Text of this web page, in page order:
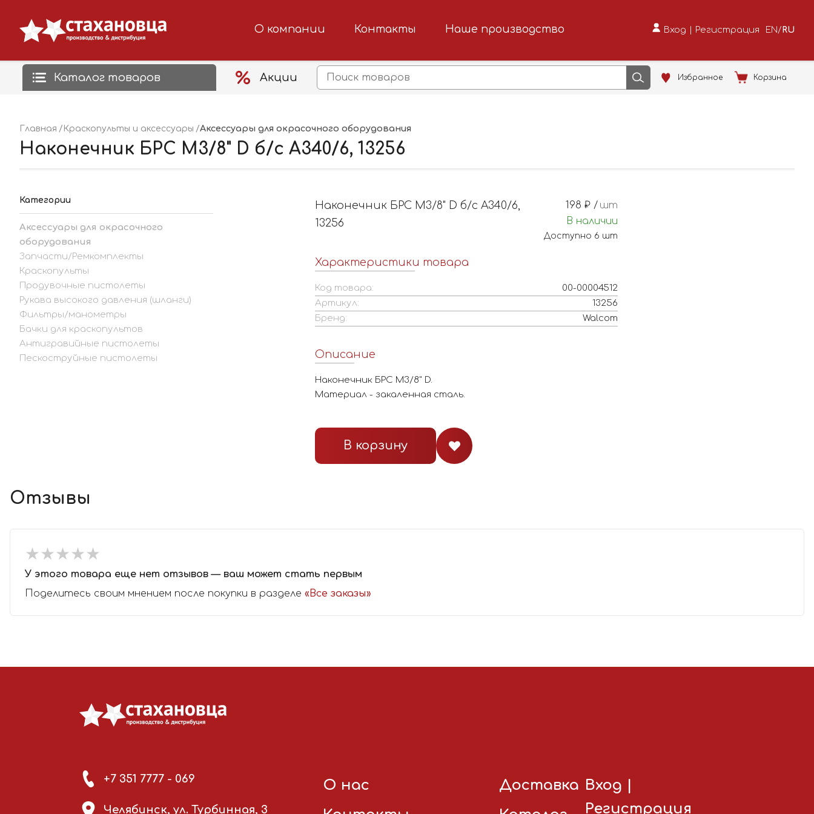
О компании Контакты Наше производство Вход | Регистрация EN /RU
Каталог товаров Акции Избранное Корзина
Главная Краскопульты и аксессуары Аксессуары для окрасочного оборудования
Наконечник БРС М3/8" D б/с A340/6, 13256
Категории
Аксессуары для окрасочного
оборудования
Запчасти/Ремкомплекты
Краскопульты
Продувочные пистолеты
Рукава высокого давления (шланги)
Фильтры/манометры
Бачки для краскопультов
Антигравийные пистолеты
Пескоструйные пистолеты
Наконечник БРС М3/8" D б/с A340/6,
13256
Характеристики товара
Код товара:
00-00004512
Артикул:
13256
Бренд:
Walcom
Описание
Наконечник БРС М3/8" D.
Материал - закаленная сталь.
198 ₽ / шт
В наличии
Доступно 6 шт
В корзину
Отзывы
★★★★★
★★★★★
У этого товара еще нет отзывов — ваш может стать первым
Поделитесь своим мнением после покупки в разделе «Все заказы»
+7 351 7777 - 069
Челябинск, ул. Турбинная, 3
О нас
Доставка Вход |
Регистрация